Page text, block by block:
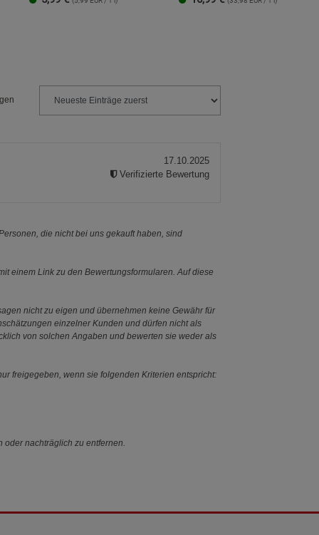
17.10.2025
Verifizierte Bewertung
die nicht bei uns gekauft haben, sind
einem Link zu den Bewertungsformularen. Auf diese
nicht zu eigen und übernehmen keine Gewähr für
einzelner Kunden und dürfen nicht als
von solchen Angaben und bewerten sie weder als
freigegeben, wenn sie folgenden Kriterien entspricht:
oder nachträglich zu entfernen.